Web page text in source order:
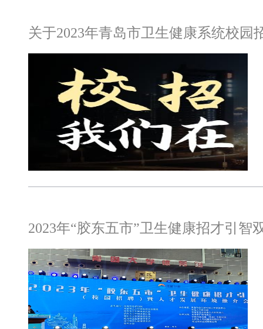
关于2023年青岛市卫生健康系统校
2023年“胶东五市”卫生健康招才引